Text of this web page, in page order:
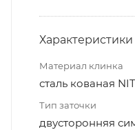
Материал клинка
сталь кованая
Тип заточки
двусторонняя